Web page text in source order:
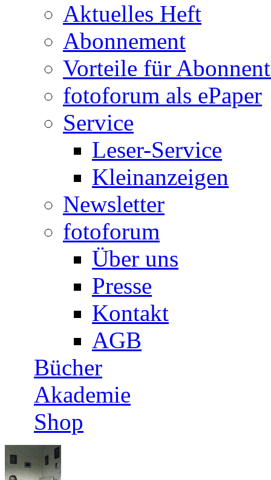
Aktuelles Heft
Abonnement
Vorteile für
fotoforum als ePaper
Service
Leser-Service
Kleinanzeigen
Newsletter
fotoforum
Über uns
Presse
Kontakt
AGB
Bücher
Akademie
Shop